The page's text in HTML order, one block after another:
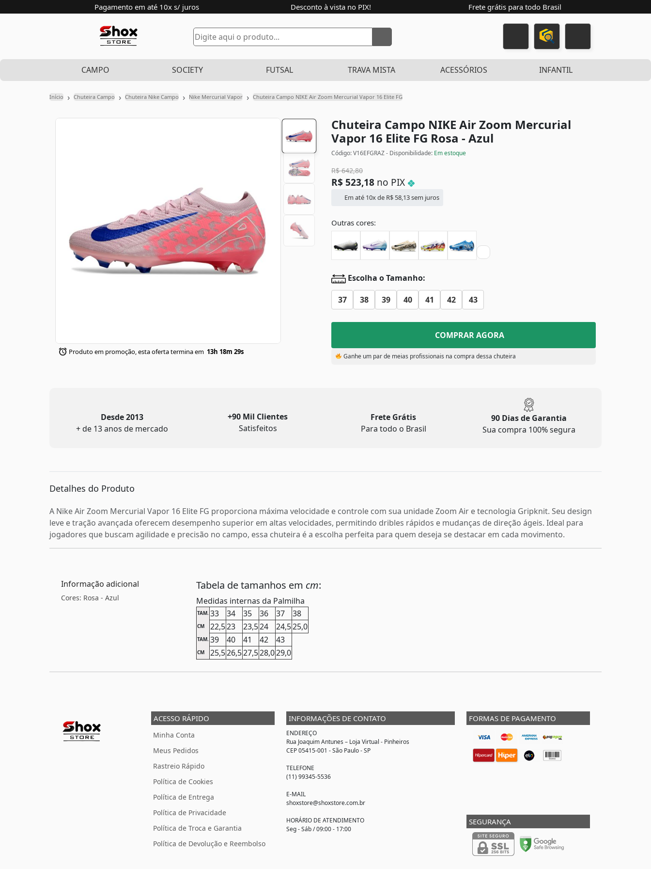
Pagamento em até 10x s/ juros Desconto à vista no PIX! Frete grátis para todo Brasil
CAMPO SOCIETY FUTSAL TRAVA MISTA ACESSÓRIOS INFANTIL
Início › Chuteira Campo › Chuteira Nike Campo › Nike Mercurial Vapor › Chuteira Campo NIKE Air Zoom Mercurial Vapor 16 Elite FG
Produto em promoção, esta oferta termina em 13h 18m 28s
Chuteira Campo NIKE Air Zoom Mercurial
Vapor 16 Elite FG Rosa - Azul
Código: V16EFGRAZ - Disponibilidade: Em estoque
R$642,80
R$ 523,18 no PIX
Em até 10x de R$ 58,13sem juros
Outras cores:
Escolha o Tamanho:
37 38 39 40 41 42 43
COMPRAR AGORA
Ganhe um par de meias profissionais na compra dessa chuteira
Desde 2013
+ de 13 anos de mercado
+90 Mil Clientes
Satisfeitos
Frete Grátis
Para todo o Brasil
90 Dias de Garantia
Sua compra 100% segura
Detalhes do Produto
A Nike Air Zoom Mercurial Vapor 16 Elite FG proporciona máxima velocidade e controle com sua unidade Zoom Air e tecnologia Gripknit. Seu design
leve e tração avançada oferecem desempenho superior em altas velocidades, permitindo dribles rápidos e mudanças de direção ágeis. Ideal para
jogadores que buscam agilidade e precisão no campo, essa chuteira é a escolha perfeita para quem deseja se destacar em cada movimento.
Informação adicional
Cores: Rosa - Azul
Tabela de tamanhos em cm:
Medidas internas da Palmilha
TAM. 33 34 35 36 37 38
CM 22,523 23,524 24,525,0
TAM. 39 40 41 42 43
CM 25,526,527,528,029,0
ACESSO RÁPIDO
Minha Conta
Meus Pedidos
Rastreio Rápido
Política de Cookies
Política de Entrega
Política de Privacidade
Política de Troca e Garantia
Política de Devolução e Reembolso
INFORMAÇÕES DE CONTATO
ENDEREÇO
Rua Joaquim Antunes – Loja Virtual - Pinheiros
CEP 05415-001 - São Paulo - SP
TELEFONE
(11) 99345-5536
E-MAIL
shoxstore@shoxstore.com.br
HORÁRIO DE ATENDIMENTO
Seg - Sáb / 09:00 - 17:00
FORMAS DE PAGAMENTO
SEGURANÇA